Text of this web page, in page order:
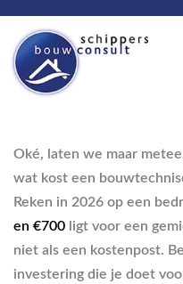
Oké, laten we maar
wat kost een
Reken in 2026 op een
en €700 ligt voor een
niet als een kostenpost.
investering die je doet